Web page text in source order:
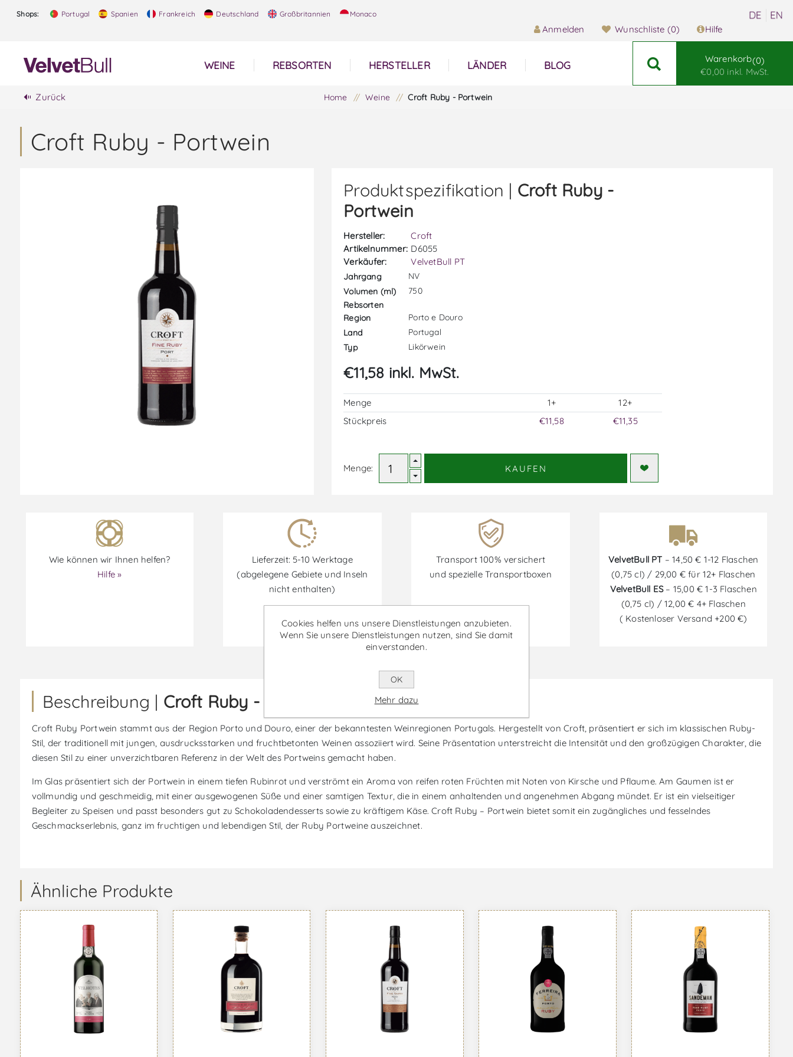
Shops: Portugal Spanien Frankreich Deutschland Großbritannien Monaco
Anmelden Wunschliste (0) Hilfe
WEINE REBSORTEN HERSTELLER LÄNDER BLOG
Warenkorb 0
€0,00 inkl. MwSt.
Zurück Home / Weine / Croft Ruby - Portwein
Croft Ruby - Portwein
Produktspezifikation | Croft Ruby -
Portwein
Hersteller:
Croft
Artikelnummer: D6055
Verkäufer:
VelvetBull PT
Jahrgang
NV
Volumen (ml)
750
Rebsorten
Region
Porto e Douro
Land
Portugal
Typ
Likörwein
€11,58 inkl. MwSt.
Menge 1+
12+
Stückpreis
€11,58 €11,35
Menge: KAUFEN
Wie können wir Ihnen helfen?
Hilfe »
Lieferzeit: 5-10 Werktage
(abgelegene Gebiete und Inseln
nicht enthalten)
Transport 100% versichert
und spezielle Transportboxen
VelvetBull PT – 14,50 € 1-12 Flaschen
(0,75 cl) / 29,00 € für 12+ Flaschen
VelvetBull ES– 15,00 € 1-3 Flaschen
(0,75 cl) / 12,00 € 4+ Flaschen
( Kostenloser Versand +200 €)
Rabatte sind vom 30/06/2026 bis zum 30/09/2026 verfügbar.
Beschreibung | Croft Ruby - Portwein
Croft Ruby Portwein stammt aus der Region Porto und Douro, einer der bekanntesten Weinregionen Portugals. Hergestellt von Croft, präsentiert er sich im klassischen Ruby-
Stil, der traditionell mit jungen, ausdrucksstarken und fruchtbetonten Weinen assoziiert wird. Seine Präsentation unterstreicht die Intensität und den großzügigen Charakter, die
diesen Stil zu einer unverzichtbaren Referenz in der Welt des Portweins gemacht haben.
Im Glas präsentiert sich der Portwein in einem tiefen Rubinrot und verströmt ein Aroma von reifen roten Früchten mit Noten von Kirsche und Pflaume. Am Gaumen ist er
vollmundig und geschmeidig, mit einer ausgewogenen Süße und einer samtigen Textur, die in einem anhaltenden und angenehmen Abgang mündet. Er ist ein vielseitiger
Begleiter zu Speisen und passt besonders gut zu Schokoladendesserts sowie zu kräftigem Käse. Croft Ruby – Portwein bietet somit ein zugängliches und fesselndes
Geschmackserlebnis, ganz im fruchtigen und lebendigen Stil, der Ruby Portweine auszeichnet.
Ähnliche Produkte
Cookies helfen uns unsere Dienstleistungen anzubieten.
Wenn Sie unsere Dienstleistungen nutzen, sind Sie damit
einverstanden.
OK
Mehr dazu